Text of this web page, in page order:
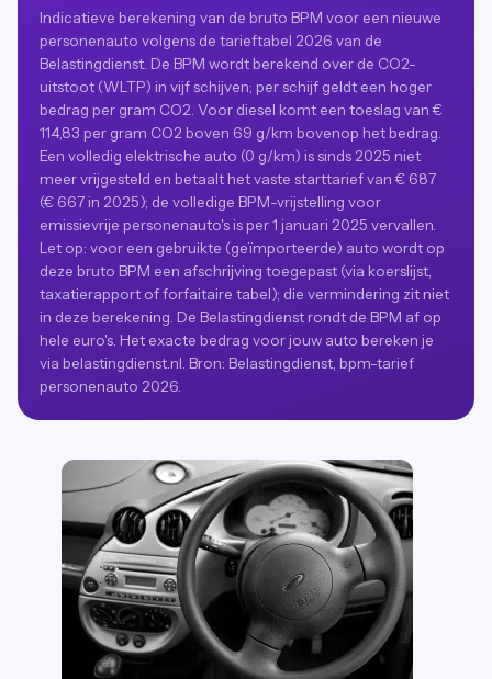
Indicatieve berekening van de bruto BPM voor een nieuwe
personenauto volgens de tarieftabel 2026 van de
Belastingdienst. De BPM wordt berekend over de CO2-
uitstoot (WLTP) in vijf schijven; per schijf geldt een hoger
bedrag per gram CO2. Voor diesel komt een toeslag van €
114,83 per gram CO2 boven 69 g/km bovenop het bedrag.
Een volledig elektrische auto (0 g/km) is sinds 2025 niet
meer vrijgesteld en betaalt het vaste starttarief van € 687
(€ 667 in 2025); de volledige BPM-vrijstelling voor
emissievrije personenauto's is per 1 januari 2025 vervallen.
Let op: voor een gebruikte (geïmporteerde) auto wordt op
deze bruto BPM een afschrijving toegepast (via koerslijst,
taxatierapport of forfaitaire tabel); die vermindering zit niet
in deze berekening. De Belastingdienst rondt de BPM af op
hele euro's. Het exacte bedrag voor jouw auto bereken je
via belastingdienst.nl. Bron: Belastingdienst, bpm-tarief
personenauto 2026.